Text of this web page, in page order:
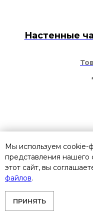
Настенные
Мы используем cookie-
представления нашего
этот сайт, вы
файлов.
ПРИНЯТЬ